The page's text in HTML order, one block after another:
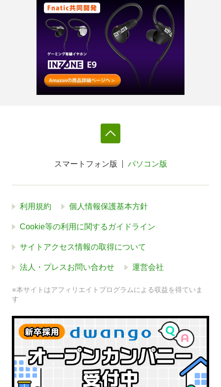
スマートフォン版 パソコン版
利用規約 個人情報保護基本方針
Cookie等の利用に関するガイドライン
サイトアクセス情報の取得について
法人・プレスお問い合わせ 運営会社
※本サイトはアフィリエイトプログラムによる収益を得ていま
す